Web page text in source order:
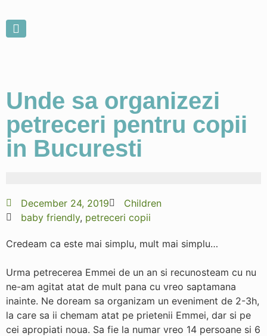
Unde sa organizezi
petreceri pentru copii
in Bucuresti
December 24, 2019
Children
baby friendly, petreceri copii
Credeam ca este mai simplu, mult mai simplu…
Urma petrecerea Emmei de un an si recunosteam cu nu
ne-am agitat atat de mult pana cu vreo saptamana
inainte. Ne doream sa organizam un eveniment de 2-3h,
la care sa ii chemam atat pe prietenii Emmei, dar si pe
cei apropiati noua. Sa fie la numar vreo 14 persoane si 6